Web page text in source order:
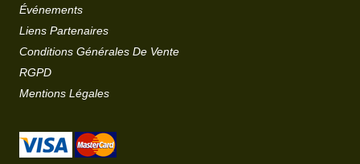
Événements
Liens Partenaires
Conditions Générales De Vente
RGPD
Mentions Légales